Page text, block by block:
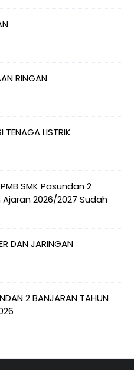
RINGAN
TENAGA LISTRIK
SMK Pasundan 2
2026/2027 Sudah
DAN JARINGAN
2 BANJARAN TAHUN